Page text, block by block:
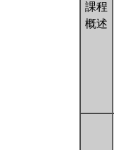
課程
概述